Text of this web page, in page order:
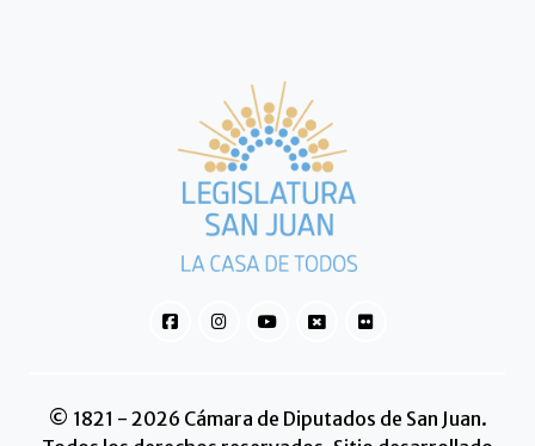
© 1821 - 2026 Cámara de Diputados de San Juan.